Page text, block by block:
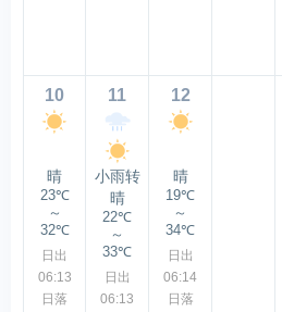
10
晴
23℃
～
32℃
日出
06:13
日落
11
小雨转
晴
22℃
～
33℃
日出
06:13
12
晴
19℃
～
34℃
日出
06:14
日落